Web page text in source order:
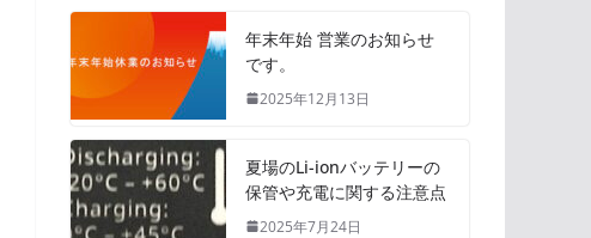
年末年始 営業のお知らせ
です。
2025年12月13日
夏場のLi-ionバッテリーの
保管や充電に関する注意点
2025年7月24日